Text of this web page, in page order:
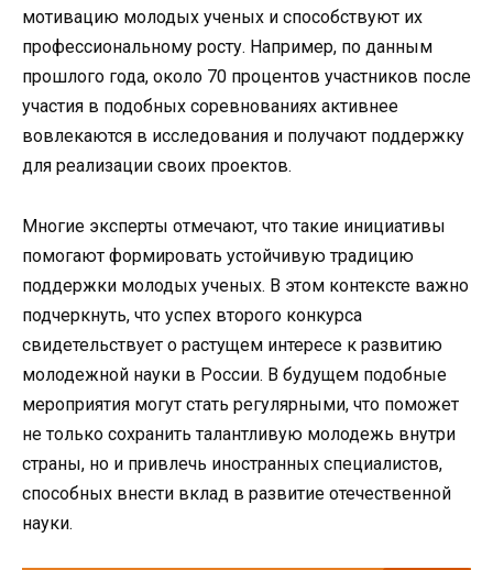
мотивацию молодых ученых и способствуют их
профессиональному росту. Например, по данным
прошлого года, около 70 процентов участников после
участия в подобных соревнованиях активнее
вовлекаются в исследования и получают поддержку
для реализации своих проектов.
Многие эксперты отмечают, что такие инициативы
помогают формировать устойчивую традицию
поддержки молодых ученых. В этом контексте важно
подчеркнуть, что успех второго конкурса
свидетельствует о растущем интересе к развитию
молодежной науки в России. В будущем подобные
мероприятия могут стать регулярными, что поможет
не только сохранить талантливую молодежь внутри
страны, но и привлечь иностранных специалистов,
способных внести вклад в развитие отечественной
науки.